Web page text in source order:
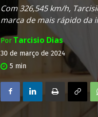
Com 326,545 km/h,
marca de mais rápido da
Por Tarcisio Dias
30 de março de 2024
5 min